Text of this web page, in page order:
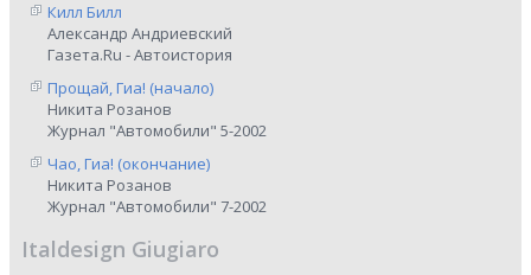
Килл Билл
Александр Андриевский
Газета.Ru - Автоистория
Прощай, Гиа! (начало)
Никита Розанов
Журнал "Автомобили" 5-2002
Чао, Гиа! (окончание)
Никита Розанов
Журнал "Автомобили" 7-2002
Italdesign Giugiaro